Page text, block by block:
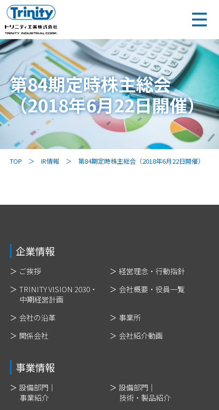
第84期定時株主総会
（2018年6月22日開催）
TOP IR情報 第84期定時株主総会（2018年6月22日開催）
企業情報
ご挨拶
経営理念・行動指針
TRINITY VISION 2030・
中期経営計画
会社概要・役員一覧
会社の沿革
事業所
関係会社
会社紹介動画
事業情報
設備部門｜
事業紹介
設備部門｜
技術・製品紹介